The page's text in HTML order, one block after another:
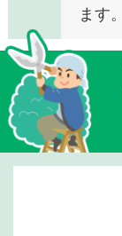
ます。